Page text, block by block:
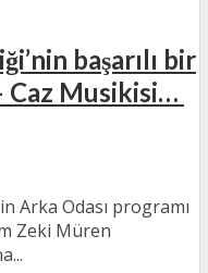
başarılı bir
Caz Musikisi…
Arka Odası programı
Zeki Müren